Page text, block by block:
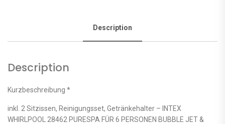
Description
Description
Kurzbeschreibung *
inkl. 2 Sitzissen, Reinigungsset, Getränkehalter – INTEX
WHIRLPOOL 28462 PURESPA FÜR 6 PERSONEN BUBBLE JET &